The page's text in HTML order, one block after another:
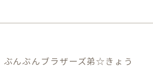
ぶんぶんブラザーズ弟☆きょう